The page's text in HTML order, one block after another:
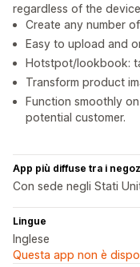
regardless of the
Create any number
Easy to upload and
Hotstpot/lookbook:
Transform product
Function smoothly
potential customer.
App più diffuse tra i
Con sede negli Stati
Lingue
Inglese
Questa app non è